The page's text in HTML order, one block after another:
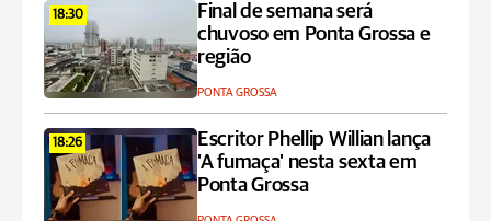
18:30
Final de semana será
chuvoso em Ponta Grossa e
região
PONTA GROSSA
18:26
Escritor Phellip Willian lança
'A fumaça' nesta sexta em
Ponta Grossa